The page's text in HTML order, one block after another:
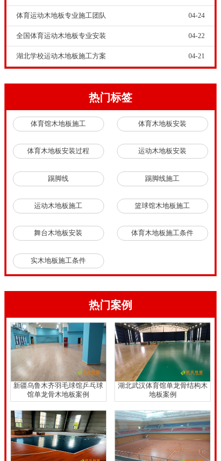
产材料就是各类材质的实木原材。原木储备基地，就是
体育馆专用运动木地板企业的原材料生产渠道。有没有
原木储备基地，是体育馆专用运动木地板企业有无实力
的一个重要衡量标准。
有原木储备基地有什么好处？就是原材料成本的控制，
让体育馆专用运动木地板厂家能控制采购成本，以更高
的性价比为客户服务。
欧氏体育馆专用运动木地板工程师指出，选择有规模的
动木地板专业质量，以及安装和售后服务；选择有原木
育馆专用运动木地板产品和服务的保障。
体育运动木地板专业施工团队 04-24
全国体育运动木地板专业安装 04-22
湖北学校运动木地板施工方案 04-21
热门标签
体育馆木地板施工 体育木地板安装
体育木地板安装过程 运动木地板安装
踢脚线 踢脚线施工
运动木地板施工 篮球馆木地板施工
舞台木地板安装 体育木地板施工条件
实木地板施工条件
热门案例
新疆乌鲁木齐羽毛球馆乒乓球
馆单龙骨木地板案例
湖北武汉体育馆单龙骨结构木
地板案例